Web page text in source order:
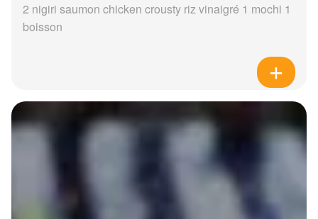
2 nigiri saumon chicken crousty riz vinaigré 1 mochi 1
boisson